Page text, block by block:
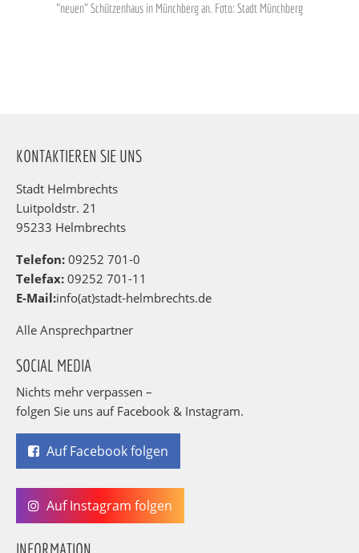
"neuen" Schützenhaus in Münchberg an. Foto: Stadt Münchberg
KONTAKTIEREN SIE UNS
Stadt Helmbrechts
Luitpoldstr. 21
95233 Helmbrechts
Telefon: 09252 701-0
Telefax: 09252 701-11
E-Mail:info(at)stadt-helmbrechts.de
Alle Ansprechpartner
SOCIAL MEDIA
Nichts mehr verpassen –
folgen Sie uns auf Facebook & Instagram.
Auf Facebook folgen
Auf Instagram folgen
INFORMATION